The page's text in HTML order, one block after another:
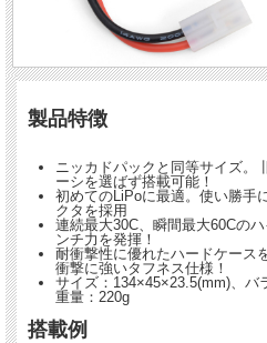
製品特徴
ニッカドパックと同等サイズ。
ーシを選ばず搭載可能！
初めてのLiPoに最適。使い勝手
クタを採用
連続最大30C、瞬間最大60Cの
ンチ力を発揮！
耐衝撃性に優れたハードケース
衝撃に強いタフネス仕様！
サイズ：134×45×23.5(mm)、バ
重量：220g
搭載例